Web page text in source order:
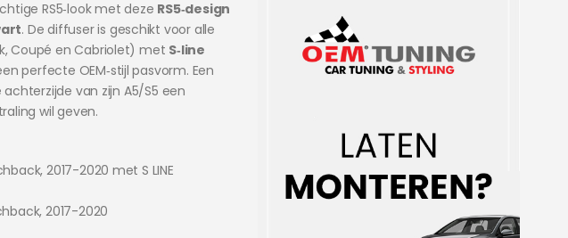
RS5‑look met deze RS5‑design
. De diffuser is geschikt voor alle
Coupé en Cabriolet) met S‑line
perfecte OEM‑stijl pasvorm. Een
van zijn A5/S5 een
wil geven.
2017-2020 met S LINE
2017-2020